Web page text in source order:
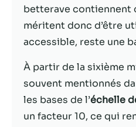
betterave contiennent
méritent donc d’être
accessible, reste une
À partir de la sixième
souvent mentionnés
les bases de l’échelle
un facteur 10, ce qui